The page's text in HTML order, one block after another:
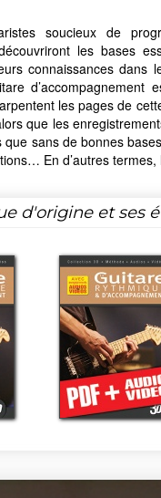
soucieux de
les bases
connaissances dans
les pages de
que les
sans de bonnes
En d’autres
d'origine et ses